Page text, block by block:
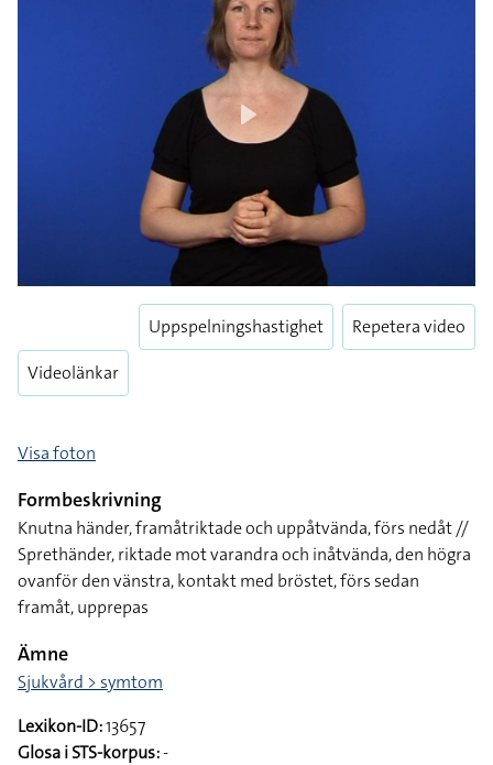
Play
Enter
Play
Videolänkar
Uppspelningshastighet Repetera video
Visa foton
Formbeskrivning
Knutna händer, framåtriktade och uppåtvända, förs nedåt //
Sprethänder, riktade mot varandra och inåtvända, den högra
ovanför den vänstra, kontakt med bröstet, förs sedan
framåt, upprepas
Ämne
Sjukvård > symtom
Lexikon-ID:13657
Glosa i STS-korpus:-